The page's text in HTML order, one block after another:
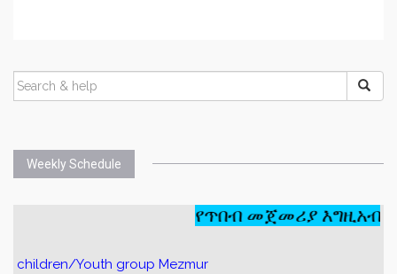
Weekly Schedule
የጥበብ መጀመሪያ
children/Youth group Mezmur